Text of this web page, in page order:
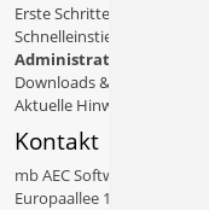
Erste Schritte
Schnelleinstiege & Doku
Administratives
Downloads & Patches
Aktuelle Hinweise
Kontakt
mb AEC Software GmbH
Europaallee 14